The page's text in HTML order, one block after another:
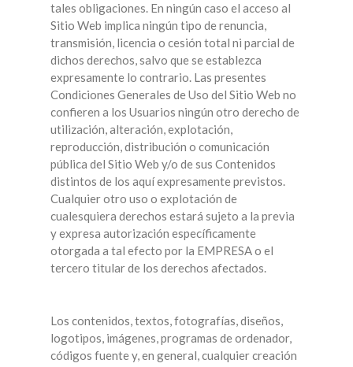
tales obligaciones. En ningún caso el acceso al
Sitio Web implica ningún tipo de renuncia,
transmisión, licencia o cesión total ni parcial de
dichos derechos, salvo que se establezca
expresamente lo contrario. Las presentes
Condiciones Generales de Uso del Sitio Web no
confieren a los Usuarios ningún otro derecho de
utilización, alteración, explotación,
reproducción, distribución o comunicación
pública del Sitio Web y/o de sus Contenidos
distintos de los aquí expresamente previstos.
Cualquier otro uso o explotación de
cualesquiera derechos estará sujeto a la previa
y expresa autorización específicamente
otorgada a tal efecto por la EMPRESA o el
tercero titular de los derechos afectados.
Los contenidos, textos, fotografías, diseños,
logotipos, imágenes, programas de ordenador,
códigos fuente y, en general, cualquier creación